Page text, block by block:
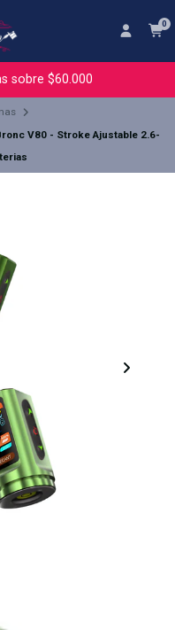
0
sobre $60.000
V80 - Stroke Ajustable 2.6-